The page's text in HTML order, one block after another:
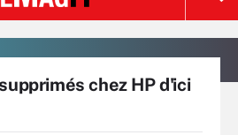
chez HP d'ici